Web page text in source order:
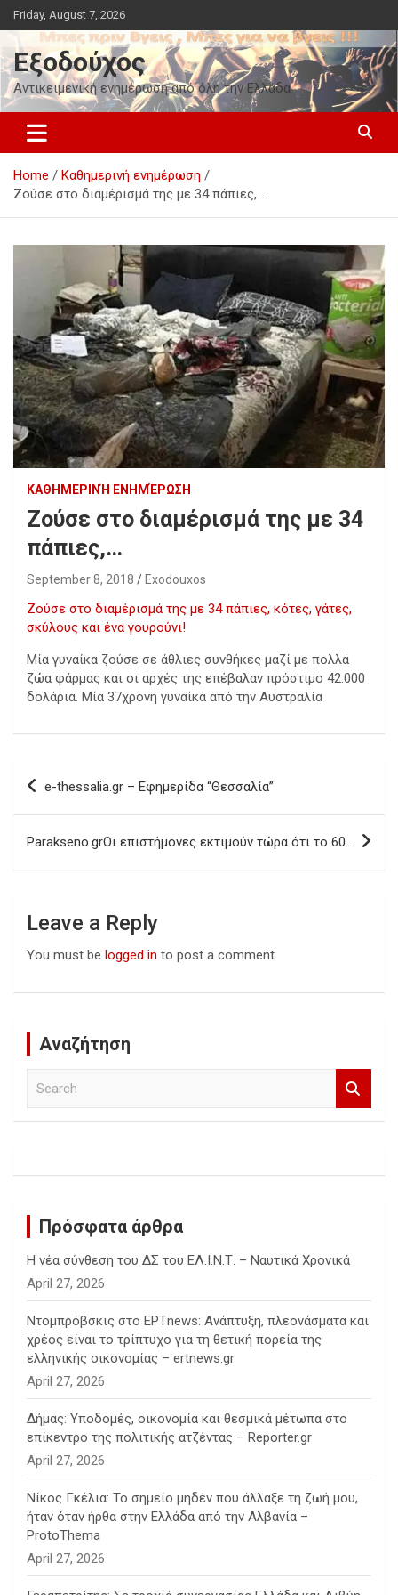
Skip
to
content
Friday, August 7, 2026
Εξοδούχος
Αντικειμενική ενημέρωση από όλη την Ελλάδα
Home
Καθημερινή ενημέρωση
Ζούσε στο διαμέρισμά της με 34 πάπιες,…
ΚΑΘΗΜΕΡΙΝΉ ΕΝΗΜΈΡΩΣΗ
Ζούσε στο διαμέρισμά της με 34
πάπιες,…
September 8, 2018 Exodouxos
Ζούσε στο διαμέρισμά της με 34 πάπιες, κότες, γάτες,
σκύλους και ένα γουρούνι!
Μία γυναίκα ζούσε σε άθλιες συνθήκες μαζί με πολλά
ζώα φάρμας και οι αρχές της επέβαλαν πρόστιμο 42.000
δολάρια. Μία 37χρονη γυναίκα από την Αυστραλία
Post
navigation
e-thessalia.gr – Εφημερίδα “Θεσσαλία”
Parakseno.grΟι επιστήμονες εκτιμούν τώρα ότι το 60…
Leave a Reply
You must be logged in to post a comment.
Αναζήτηση
h
Πρόσφατα άρθρα
Η νέα σύνθεση του ΔΣ του ΕΛ.Ι.Ν.Τ. – Ναυτικά Χρονικά
April 27, 2026
Ντομπρόβσκις στο ΕΡΤnews: Ανάπτυξη, πλεονάσματα και
χρέος είναι το τρίπτυχο για τη θετική πορεία της
ελληνικής οικονομίας – ertnews.gr
April 27, 2026
Δήμας: Υποδομές, οικονομία και θεσμικά μέτωπα στο
επίκεντρο της πολιτικής ατζέντας – Reporter.gr
April 27, 2026
Νίκος Γκέλια: Το σημείο μηδέν που άλλαξε τη ζωή μου,
ήταν όταν ήρθα στην Ελλάδα από την Αλβανία –
ProtoThema
April 27, 2026